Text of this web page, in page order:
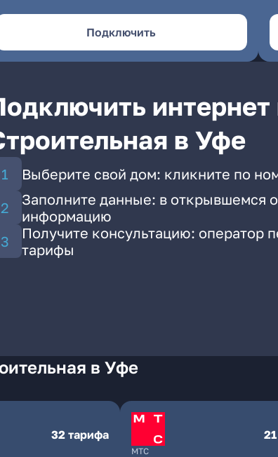
Подключить
интернет
в Уфе
Выберите свой дом: кликните по
Заполните данные: в открывшемся
информацию
Получите консультацию: оператор
тарифы
в Уфе
32 тарифа
МТС